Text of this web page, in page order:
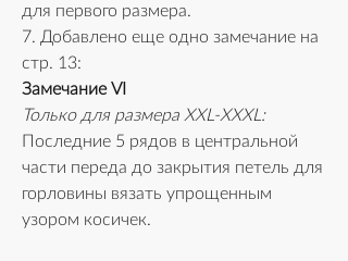
для первого размера.
7. Добавлено еще одно замечание на
стр. 13:
Замечание VI
Только для размера XXL-XXXL:
Последние 5 рядов в центральной
части переда до закрытия петель для
горловины вязать упрощенным
узором косичек.